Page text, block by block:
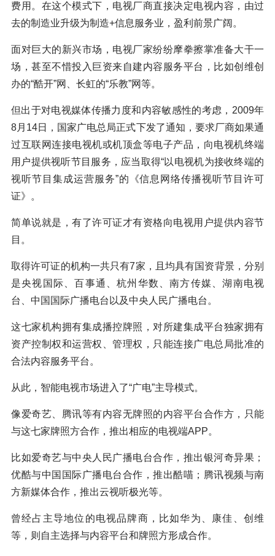
费用。在这个模式下，电视厂商直接决定电视内容，由过
去的制造业升级为制造+信息服务业，盈利前景广阔。
面对巨大的新兴市场，电视厂家纷纷摩拳擦掌准备大干一
场，甚至不惜投入巨资来自建内容服务平台，比如创维创
办的“酷开”网、长虹的“乐教”网等。
但出于对电视媒体传播力度和内容敏感性的考虑，2009年
8月14日，国家广电总局正式下发了通知，要求厂商如果通
过互联网连接电视机或机顶盒等电子产品，向电视机终端
用户提供视听节目服务，应当取得“以电视机为接收终端的
视听节目集成运营服务”的《信息网络传播视听节目许可
证》。
简单说就是，有了许可证才有资格向电视用户提供内容节
目。
取得许可证的机构一共只有7家，且均具有国资背景，分别
是央视国际、百事通、杭州华数、南方传媒、湖南电视
台、中国国际广播电台以及中央人民广播电台。
这七家机构拥有集成播控牌照，对所建集成平台独家拥有
资产控制权和运营权、管理权，只能连接广电总局批准的
合法内容服务平台。
从此，智能电视市场进入了“广电”主导模式。
像爱奇艺、腾讯等有内容无牌照的内容平台合作方，只能
与这七家牌照方合作，推出相应的电视端APP。
比如爱奇艺与中央人民广播电台合作，推出银河奇异果；
优酷与中国国际广播电台合作，推出酷喵；腾讯视频与南
方新媒体合作，推出云视听极光等。
曾经占主导地位的电视品牌商，比如华为、康佳、创维
等，则自主选择与内容平台和牌照方形成合作。